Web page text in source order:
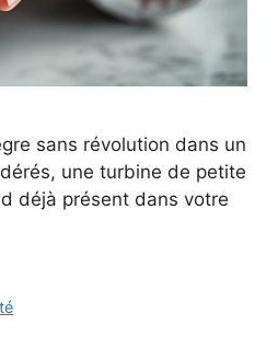
sans révolution dans un
une turbine de petite
déjà présent dans votre